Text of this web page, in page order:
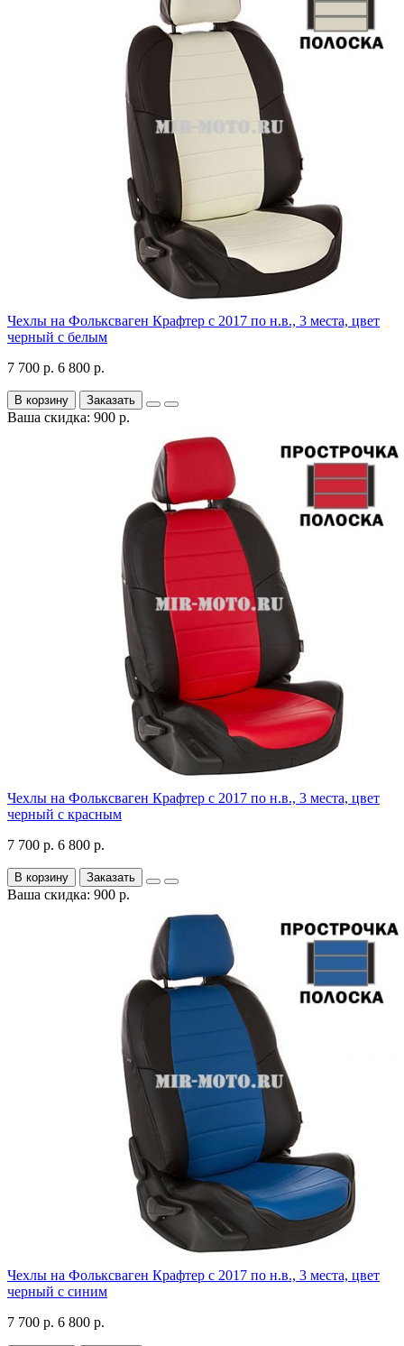
Чехлы на Фольксваген Крафтер с 2017 по н.в., 3 места, цвет
черный с белым
7 700 р. 6 800 р.
В корзину Заказать
Ваша скидка: 900 р.
Чехлы на Фольксваген Крафтер с 2017 по н.в., 3 места, цвет
черный с красным
7 700 р. 6 800 р.
В корзину Заказать
Ваша скидка: 900 р.
Чехлы на Фольксваген Крафтер с 2017 по н.в., 3 места, цвет
черный с синим
7 700 р. 6 800 р.